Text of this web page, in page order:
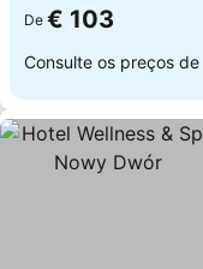
De € 103
Consulte os preços de